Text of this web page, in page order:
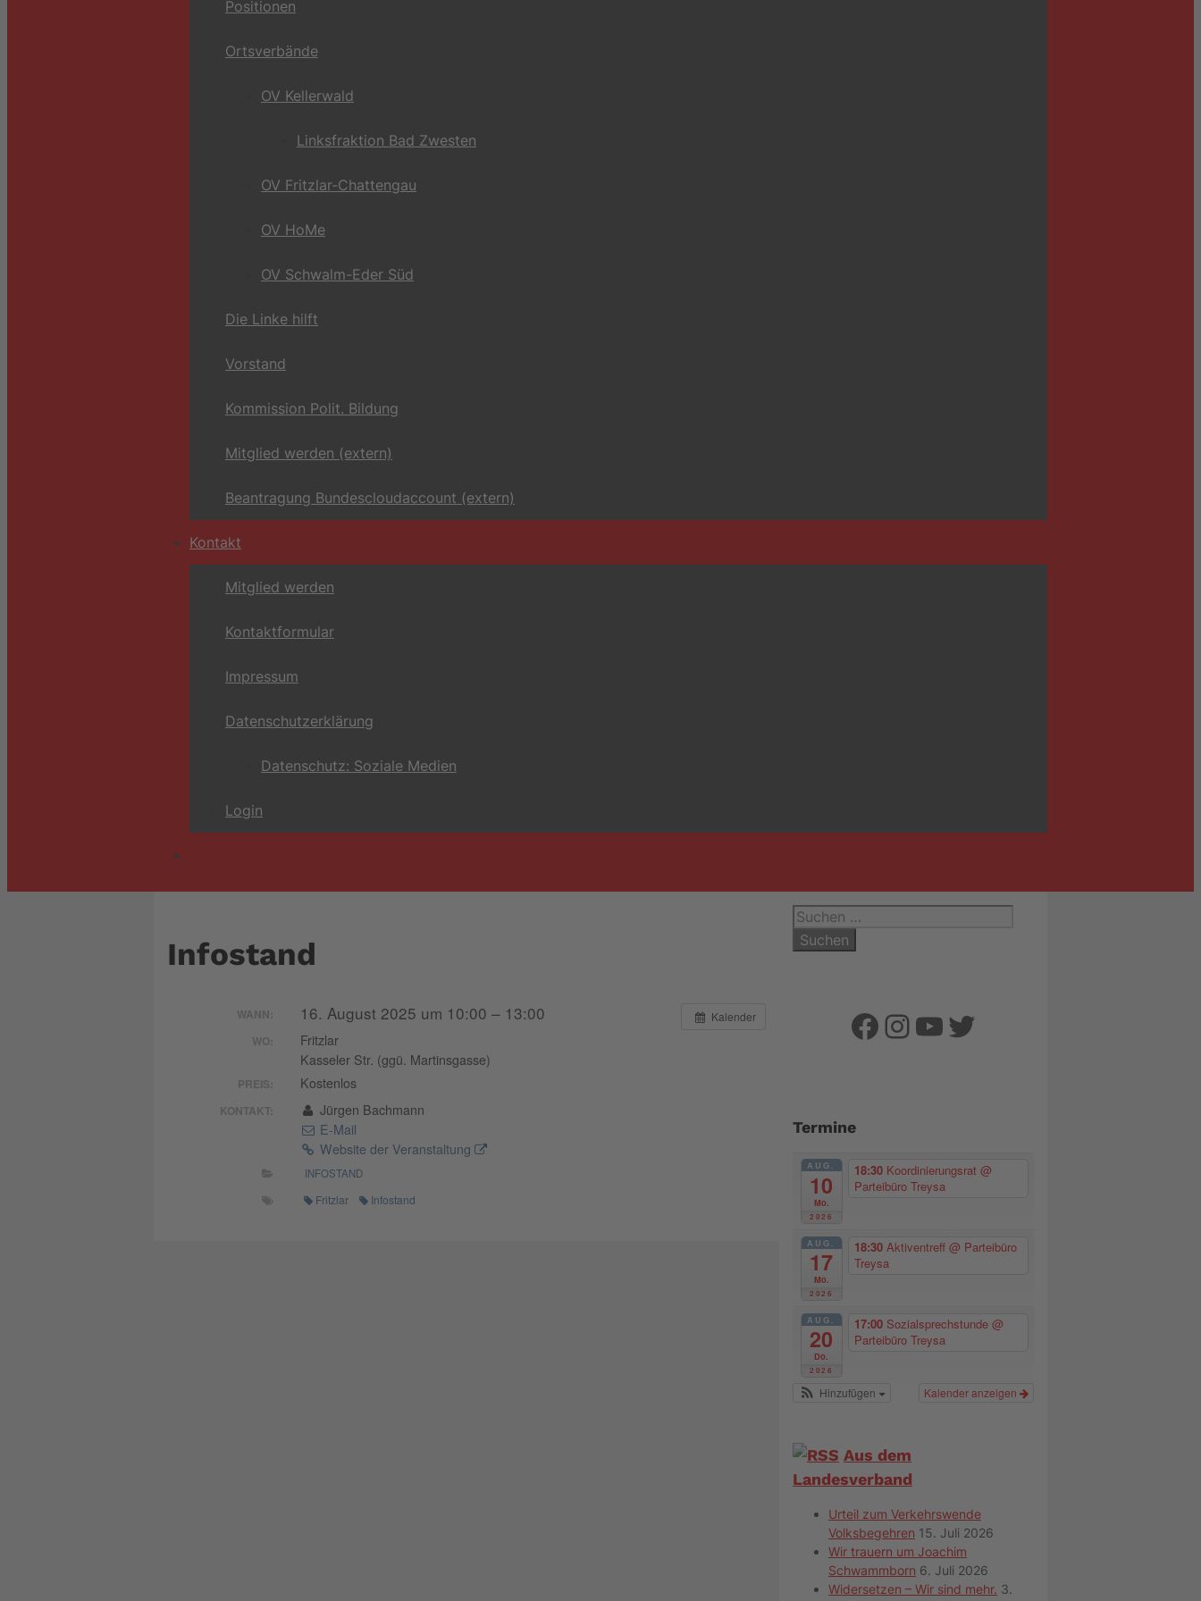
Positionen
Ortsverbände
OV Kellerwald
Linksfraktion Bad Zwesten
OV Fritzlar-Chattengau
OV HoMe
OV Schwalm-Eder Süd
Die Linke hilft
Vorstand
Kommission Polit. Bildung
Mitglied werden (extern)
Beantragung Bundescloudaccount (extern)
Kontakt
Mitglied werden
Kontaktformular
Impressum
Datenschutzerklärung
Datenschutz: Soziale Medien
Login
Infostand
Kalender
WANN: 16. August 2025 um 10:00 – 13:00
WO:
Fritzlar
Kasseler Str. (ggü. Martinsgasse)
PREIS: Kostenlos
KONTAKT:
Jürgen Bachmann
E-Mail
Website der Veranstaltung
INFOSTAND
Fritzlar Infostand
Suchen
nach:
Facebook
Instagram
YouTube
Twitter
Termine
AUG.
10
Mo.
2026
18:30 Koordinierungsrat @
Parteibüro Treysa
AUG.
17
Mo.
2026
18:30 Aktiventreff @ Parteibüro
Treysa
AUG.
20
Do.
2026
17:00 Sozialsprechstunde @
Parteibüro Treysa
Kalender anzeigen
Hinzufügen
Aus dem
Landesverband
Urteil zum Verkehrswende
Volksbegehren 15. Juli 2026
Wir trauern um Joachim
Schwammborn 6. Juli 2026
Widersetzen – Wir sind mehr. 3.